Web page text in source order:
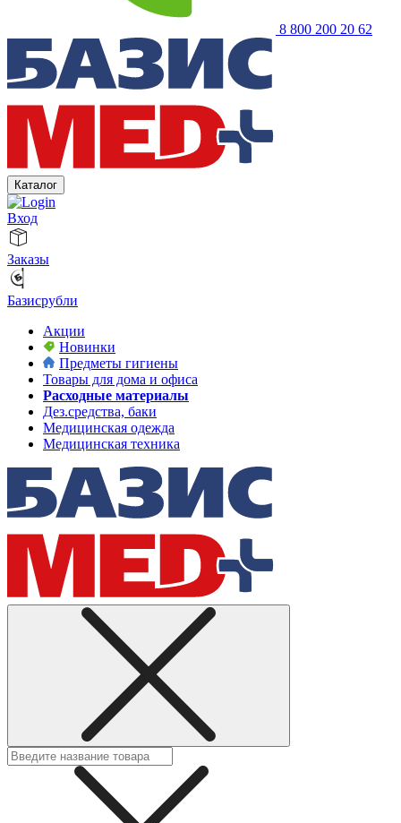
8 800 200 20 62
Каталог
Вход
Заказы
Базисрубли
Акции
Новинки
Предметы гигиены
Товары для дома и офиса
Расходные материалы
Дез.средства, баки
Медицинская одежда
Медицинская техника